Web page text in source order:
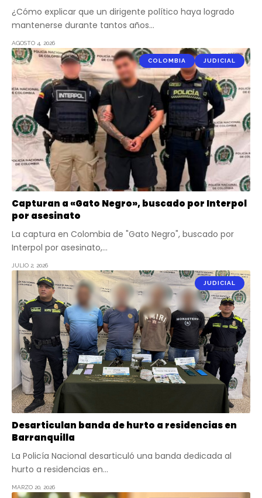
¿Cómo explicar que un dirigente político haya logrado
mantenerse durante tantos años…
AGOSTO 4, 2026
COLOMBIA JUDICIAL
Capturan a «Gato Negro», buscado por Interpol
por asesinato
La captura en Colombia de "Gato Negro", buscado por
Interpol por asesinato,…
JULIO 2, 2026
JUDICIAL
Desarticulan banda de hurto a residencias en
Barranquilla
La Policía Nacional desarticuló una banda dedicada al
hurto a residencias en…
MARZO 20, 2026